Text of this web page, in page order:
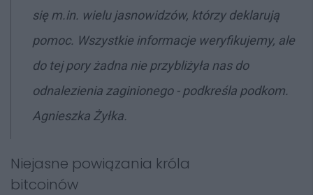
się m.in. wielu jasnowidzów, którzy deklarują
pomoc. Wszystkie informacje weryfikujemy, ale
do tej pory żadna nie przybliżyła nas do
odnalezienia zaginionego - podkreśla podkom.
Agnieszka Żyłka.
Niejasne powiązania króla
bitcoinów